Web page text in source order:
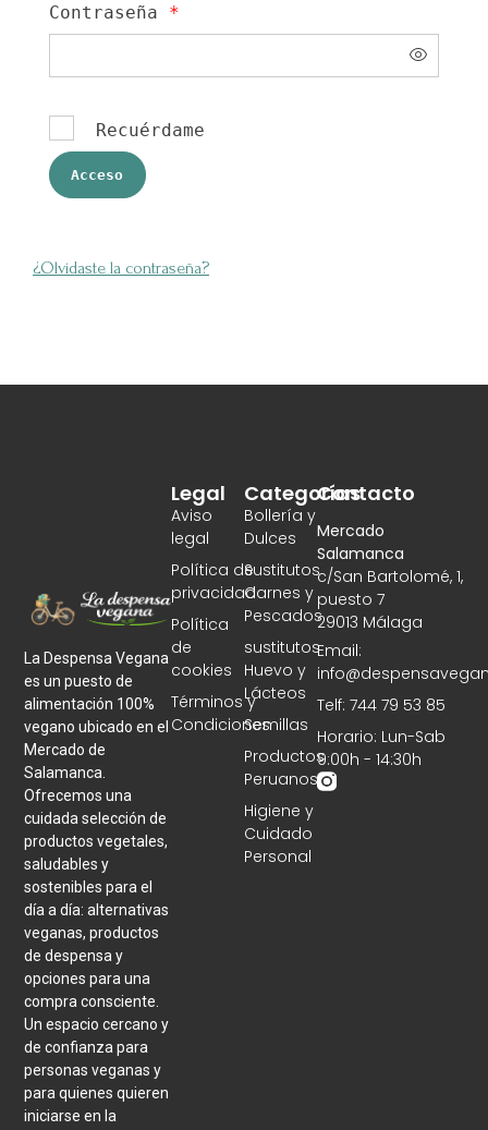
Contraseña *
Recuérdame
Acceso
¿Olvidaste la contraseña?
La Despensa Vegana
es un puesto de
alimentación 100%
vegano ubicado en el
Mercado de
Salamanca.
Ofrecemos una
cuidada selección de
productos vegetales,
saludables y
sostenibles para el
día a día: alternativas
veganas, productos
de despensa y
opciones para una
compra consciente.
Un espacio cercano y
de confianza para
personas veganas y
para quienes quieren
iniciarse en la
Categorías
Bollería y
Dulces
Sustitutos
Carnes y
Pescados
sustitutos
Huevo y
Lácteos
Semillas
Productos
Peruanos
Higiene y
Cuidado
Personal
Legal
Aviso
legal
Política de
privacidad
Política
de
cookies
Términos y
Condiciones
Contacto
Mercado
Salamanca
c/San Bartolomé, 1,
puesto 7
29013 Málaga
Email:
Telf: 744 79 53 85
Horario: Lun-Sab
9:00h - 14:30h